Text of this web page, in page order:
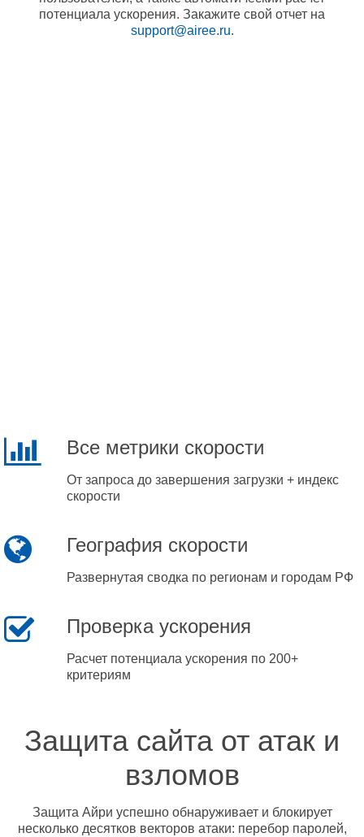
потенциала ускорения. Закажите свой отчет на
support@airee.ru.
Все метрики скорости
От запроса до завершения загрузки + индекс
скорости
География скорости
Развернутая сводка по регионам и городам РФ
Проверка ускорения
Расчет потенциала ускорения по 200+
критериям
Защита сайта от атак и
взломов
Защита Айри успешно обнаруживает и блокирует
несколько десятков векторов атаки: перебор паролей,